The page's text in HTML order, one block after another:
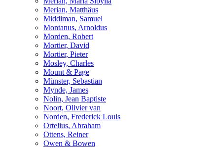
Merian, Matthäus
Middiman, Samuel
Montanus, Arnoldus
Morden, Robert
Mortier, David
Mortier, Pieter
Mosley, Charles
Mount & Page
Münster, Sebastian
Mynde, James
Nolin, Jean Baptiste
Noort, Olivier van
Norden, Frederick Louis
Ortelius, Abraham
Ottens, Reiner
Owen & Bowen